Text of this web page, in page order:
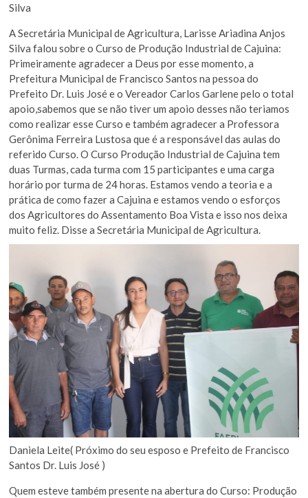
Silva
A Secretária Municipal de Agricultura, Larisse Ariadina Anjos
Silva falou sobre o Curso de Produção Industrial de Cajuina:
Primeiramente agradecer a Deus por esse momento, a
Prefeitura Municipal de Francisco Santos na pessoa do
Prefeito Dr. Luis José e o Vereador Carlos Garlene pelo o total
apoio,sabemos que se não tiver um apoio desses não teriamos
como realizar esse Curso e também agradecer a Professora
Gerônima Ferreira Lustosa que é a responsável das aulas do
referido Curso. O Curso Produção Industrial de Cajuina tem
duas Turmas, cada turma com 15 participantes e uma carga
horário por turma de 24 horas. Estamos vendo a teoria e a
prática de como fazer a Cajuina e estamos vendo o esforços
dos Agricultores do Assentamento Boa Vista e isso nos deixa
muito feliz. Disse a Secretária Municipal de Agricultura.
Daniela Leite( Próximo do seu esposo e Prefeito de Francisco
Santos Dr. Luis José )
Quem esteve também presente na abertura do Curso: Produção